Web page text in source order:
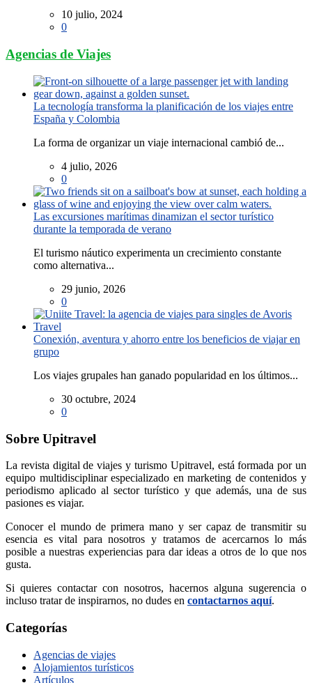
10 julio, 2024
0
Agencias de Viajes
La tecnología transforma la planificación de los viajes entre
España y Colombia
La forma de organizar un viaje internacional cambió de...
4 julio, 2026
0
Las excursiones marítimas dinamizan el sector turístico
durante la temporada de verano
El turismo náutico experimenta un crecimiento constante
como alternativa...
29 junio, 2026
0
Conexión, aventura y ahorro entre los beneficios de viajar en
grupo
Los viajes grupales han ganado popularidad en los últimos...
30 octubre, 2024
0
Sobre Upitravel
La revista digital de viajes y turismo Upitravel, está formada por un
equipo multidisciplinar especializado en marketing de contenidos y
periodismo aplicado al sector turístico y que además, una de sus
pasiones es viajar.
Conocer el mundo de primera mano y ser capaz de transmitir su
esencia es vital para nosotros y tratamos de acercarnos lo más
posible a nuestras experiencias para dar ideas a otros de lo que nos
gusta.
Si quieres contactar con nosotros, hacernos alguna sugerencia o
incluso tratar de inspirarnos, no dudes en contactarnos aquí.
Categorías
Agencias de viajes
Alojamientos turísticos
Artículos